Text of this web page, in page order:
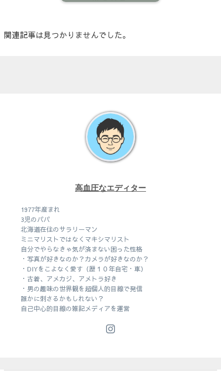
関連記事は見つかりませんでした。
高血圧なエディター
1977年産まれ
3児のパパ
北海道在住のサラリーマン
ミニマリストではなくマキシマリスト
自分でやらなきゃ気が済まない困った性格
・写真が好きなのか？カメラが好きなのか？
・DIYをこよなく愛す（歴１０年自宅・車）
・古着、アメカジ、アメトラ好き
・男の趣味の世界観を超個人的目線で発信
誰かに刺さるかもしれない？
自己中心的目線の雑記メディアを運営